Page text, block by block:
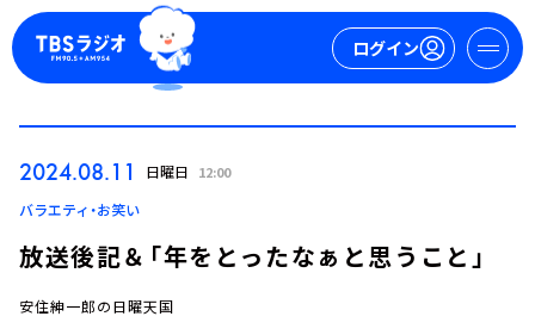
ログイン
ログイン
2024.08.11 日曜日 12:00
バラエティ・お笑い
放送後記＆「年をとったなぁと思うこと」
安住紳一郎の日曜天国